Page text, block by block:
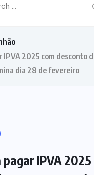
IPVA 2025 com desconto
dia 28 de fevereiro
IPVA